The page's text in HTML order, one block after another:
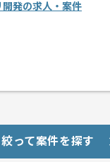
開発の求人・案件
って案件を探す